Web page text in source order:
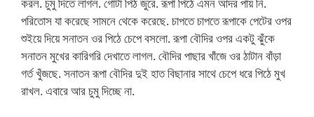
পরিতোস যা করেছে সামনে থেকে করেছে. চাপতে চাপতে রূপাকে পেটের ওপর
শুইয়ে দিয়ে সনাতন ওর পিঠে চেপে বসলো. রূপা বৌদির ওপর একটু ঝুঁকে
সনাতন মুখের কারিগরি দেখাতে লাগল. বৌদির পাছার খাঁজে ওর ঠাটান বাঁড়া
গর্ত খুঁজছে. সনাতন রূপা বৌদির দুই হাত বিছানার সাথে চেপে ধরে পিঠে মুখ
রাখল. এবারে আর চুমু দিচ্ছে না.